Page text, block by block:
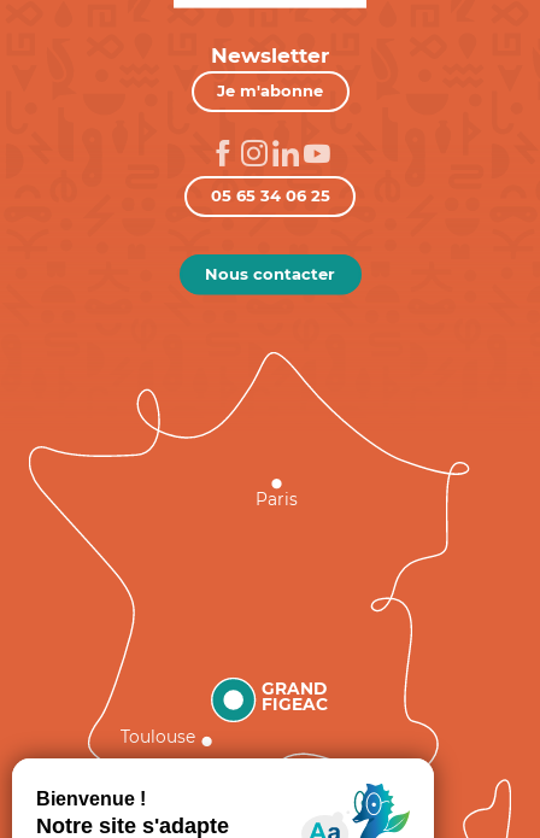
Newsletter
Je m'abonne
05 65 34 06 25
Nous contacter
GRAND
FIGEAC
Toulouse
Paris